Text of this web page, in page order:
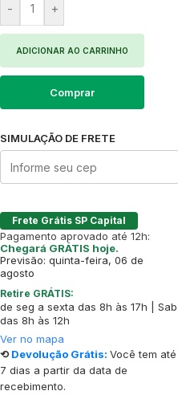
- +
ADICIONAR AO CARRINHO
Comprar
SIMULAÇÃO DE FRETE
Frete Grátis SP Capital
Pagamento aprovado até 12h:
Chegará GRÁTIS hoje.
Previsão: quinta-feira, 06 de
agosto
Retire GRÁTIS:
de seg a sexta das 8h às 17h | Sab
das 8h às 12h
Ver no mapa
⟲ Devolução Grátis: Você tem até
7 dias a partir da data de
recebimento.